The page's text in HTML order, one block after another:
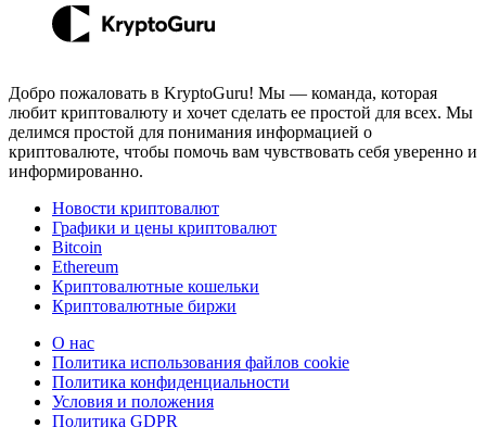
Добро пожаловать в KryptoGuru! Мы — команда, которая
любит криптовалюту и хочет сделать ее простой для всех. Мы
делимся простой для понимания информацией о
криптовалюте, чтобы помочь вам чувствовать себя уверенно и
информированно.
Новости криптовалют
Графики и цены криптовалют
Bitcoin
Ethereum
Криптовалютные кошельки
Криптовалютные биржи
О нас
Политика использования файлов cookie
Политика конфиденциальности
Условия и положения
Политика GDPR